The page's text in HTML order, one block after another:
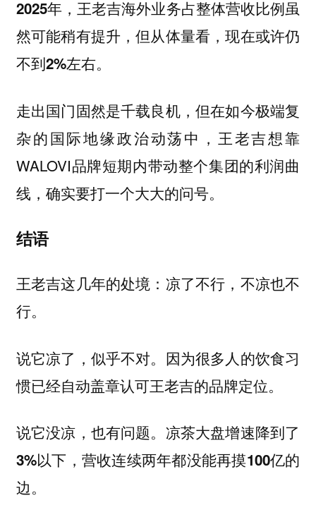
2025年，王老吉海外业务占整体营收比例虽
然可能稍有提升，但从体量看，现在或许仍
不到2%左右。
走出国门固然是千载良机，但在如今极端复
杂的国际地缘政治动荡中，王老吉想靠
WALOVI品牌短期内带动整个集团的利润曲
线，确实要打一个大大的问号。
结语
王老吉这几年的处境：凉了不行，不凉也不
行。
说它凉了，似乎不对。因为很多人的饮食习
惯已经自动盖章认可王老吉的品牌定位。
说它没凉，也有问题。凉茶大盘增速降到了
3%以下，营收连续两年都没能再摸100亿的
边。